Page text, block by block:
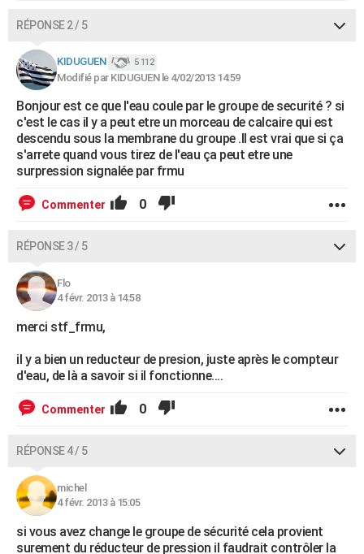
RÉPONSE 2 / 5
KIDUGUEN 5 112
Modifié par KIDUGUEN le 4/02/2013 14:59
Bonjour est ce que l'eau coule par le groupe de securité ? si
c'est le cas il y a peut etre un morceau de calcaire qui est
descendu sous la membrane du groupe .Il est vrai que si ça
s'arrete quand vous tirez de l'eau ça peut etre une
surpression signalée par frmu
Commenter 0
RÉPONSE 3 / 5
Flo
4 févr. 2013 à 14:58
merci stf_frmu,
il y a bien un reducteur de presion, juste après le compteur
d'eau, de là a savoir si il fonctionne....
Commenter 0
RÉPONSE 4 / 5
michel
4 févr. 2013 à 15:05
si vous avez change le groupe de sécurité cela provient
surement du réducteur de pression il faudrait contrôler la